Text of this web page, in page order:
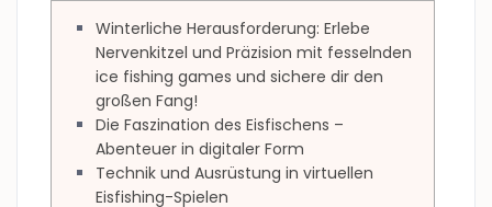
Winterliche Herausforderung: Erlebe
Nervenkitzel und Präzision mit fesselnden
ice fishing games und sichere dir den
großen Fang!
Die Faszination des Eisfischens –
Abenteuer in digitaler Form
Technik und Ausrüstung in virtuellen
Eisfishing-Spielen